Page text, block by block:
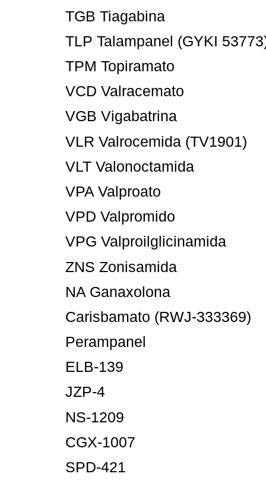
TGB Tiagabina
TLP Talampanel (GYKI
TPM Topiramato
VCD Valracemato
VGB Vigabatrina
VLR Valrocemida (TV1901)
VLT Valonoctamida
VPA Valproato
VPD Valpromido
VPG Valproilglicinamida
ZNS Zonisamida
NA Ganaxolona
Carisbamato (RWJ-333369)
Perampanel
ELB-139
JZP-4
NS-1209
CGX-1007
SPD-421